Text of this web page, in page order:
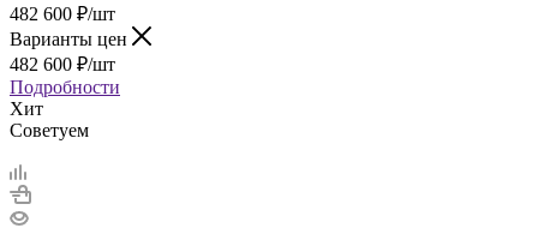
482 600 ₽/шт
Варианты цен
482 600 ₽/шт
Подробности
Хит
Советуем